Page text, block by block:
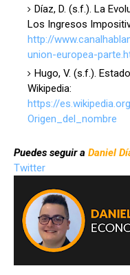
Díaz, D. (s.f.). La
Los Ingresos
http://
union-europea-
Hugo, V. (s.f.).
Wikipedia:
https://
Origen_del_nombre
Puedes seguir a Daniel
Twitter